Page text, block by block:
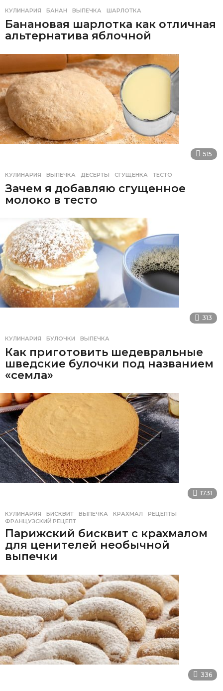
КУЛИНАРИЯ БАНАН ,ВЫПЕЧКА ,ШАРЛОТКА
Банановая шарлотка как отличная
альтернатива яблочной
515
КУЛИНАРИЯ ВЫПЕЧКА ,ДЕСЕРТЫ ,СГУЩЕНКА ,ТЕСТО
Зачем я добавляю сгущенное
молоко в тесто
313
КУЛИНАРИЯ БУЛОЧКИ ,ВЫПЕЧКА
Как приготовить шедевральные
шведские булочки под названием
«семла»
1731
КУЛИНАРИЯ БИСКВИТ ,ВЫПЕЧКА ,КРАХМАЛ ,РЕЦЕПТЫ
ФРАНЦУЗСКИЙ РЕЦЕПТ
Парижский бисквит с крахмалом
для ценителей необычной
выпечки
336